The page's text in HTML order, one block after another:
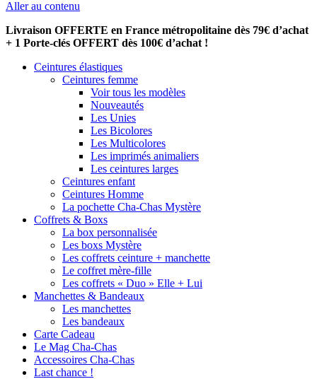
Aller au contenu
Livraison OFFERTE en France métropolitaine dès 79€ d’achat
+ 1 Porte-clés OFFERT dès 100€ d’achat !
Ceintures élastiques
Ceintures femme
Voir tous les modèles
Nouveautés
Les Unies
Les Bicolores
Les Multicolores
Les imprimés animaliers
Les ceintures larges
Ceintures enfant
Ceintures Homme
La pochette Cha-Chas Mystère
Coffrets & Boxs
La box personnalisée
Les boxs Mystère
Les coffrets ceinture + manchette
Le coffret mère-fille
Les coffrets « Duo » Elle + Lui
Manchettes & Bandeaux
Les manchettes
Les bandeaux
Carte Cadeau
Le Mag Cha-Chas
Accessoires Cha-Chas
Last chance !